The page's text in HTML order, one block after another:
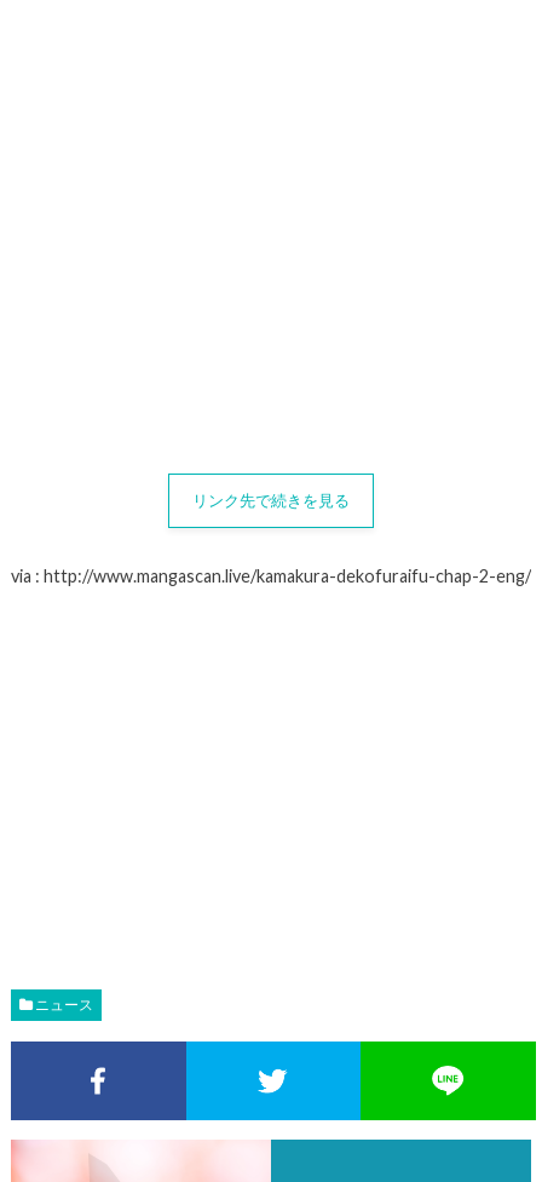
リンク先で続きを見る
via : http://www.mangascan.live/kamakura-dekofuraifu-chap-2-eng/
ニュース
Facebookでシェア Twitterでシェア